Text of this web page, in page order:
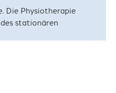
Die Physiotherapie
stationären